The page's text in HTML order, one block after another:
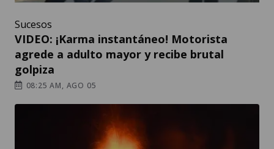
Sucesos
VIDEO: ¡Karma instantáneo! Motorista
agrede a adulto mayor y recibe brutal
golpiza
08:25 AM, AGO 05